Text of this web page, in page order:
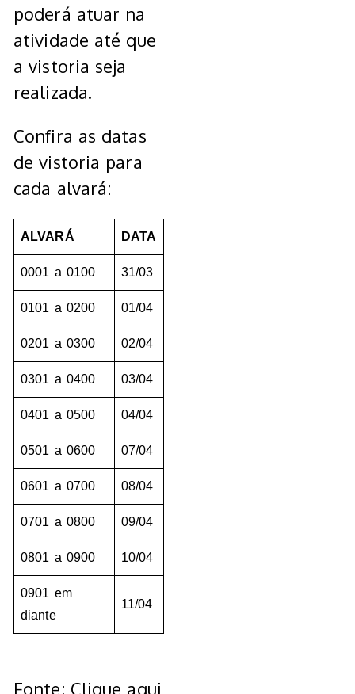
poderá atuar na
atividade até que
a vistoria seja
realizada.
Confira as datas
de vistoria para
cada alvará:
ALVARÁ DATA
0001 a 0100 31/03
0101 a 0200 01/04
0201 a 0300 02/04
0301 a 0400 03/04
0401 a 0500 04/04
0501 a 0600 07/04
0601 a 0700 08/04
0701 a 0800 09/04
0801 a 0900 10/04
0901 em
diante
11/04
Fonte: Clique aqui